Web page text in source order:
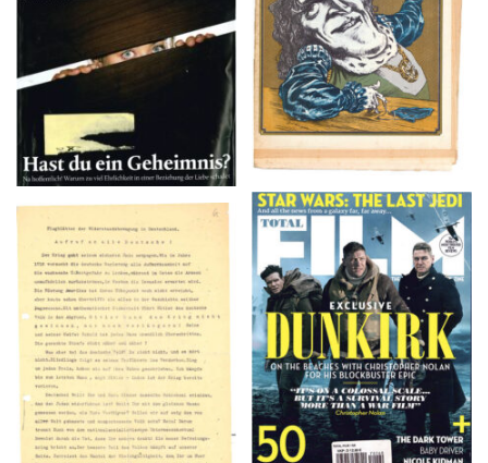
TOTAL FILM #260 –
SUMMER 2017
Flugblätter der Weissen
Rose – V, Januar 1943